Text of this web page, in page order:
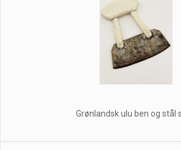
Grønlandsk ulu ben og stål